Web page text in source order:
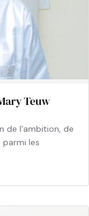
Teuw
de l’ambition, de
parmi les